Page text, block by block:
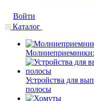
Войти
Каталог
Устройства для
полосы